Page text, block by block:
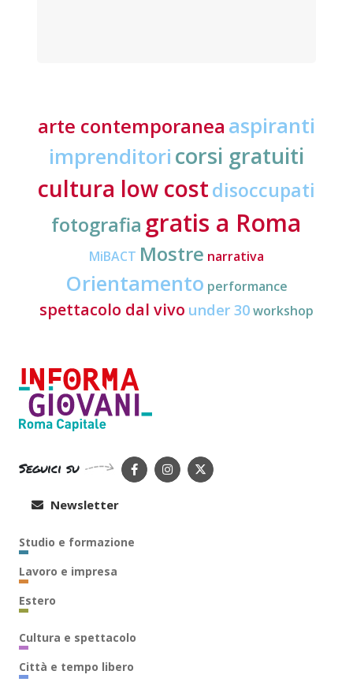
arte contemporanea aspiranti
imprenditori corsi gratuiti
cultura low costdisoccupati
fotografia gratis a Roma
MiBACT Mostre narrativa
Orientamento performance
spettacolo dal vivo under 30workshop
Seguici su
Newsletter
Studio e formazione
Lavoro e impresa
Estero
Cultura e spettacolo
Città e tempo libero